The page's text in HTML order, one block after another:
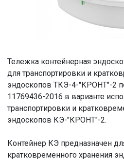
Тележка контейнерная
для транспортировки и
эндоскопов ТКЭ-4-"КРОНТ"-2
11769436-2016 в варианте
транспортировки и
эндоскопов КЭ-"КРОНТ"-2.
Контейнер КЭ предназначен
кратковременного хранения